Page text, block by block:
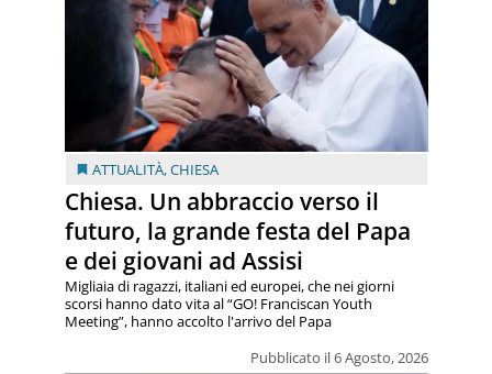
ATTUALITÀ,CHIESA
Chiesa. Un abbraccio verso il
futuro, la grande festa del Papa
e dei giovani ad Assisi
Pubblicato il 6 Agosto, 2026
Migliaia di ragazzi, italiani ed europei, che nei giorni
scorsi hanno dato vita al “GO! Franciscan Youth
Meeting”, hanno accolto l'arrivo del Papa